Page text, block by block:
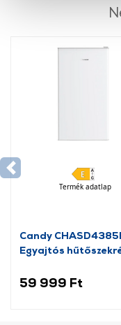
cookie-k
szolgáltatásaink
További információk:
Termék adatlap
Candy
Egyajtós
59 999 Ft